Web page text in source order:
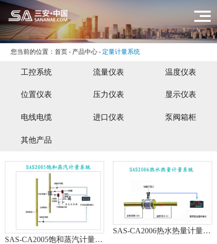
您当前的位置：首页- 产品中心 - 定量计量系统
工控系统 流量仪表 温度仪表
位置仪表 压力仪表 显示仪表
电线电缆 进口仪表 泵阀箱柜
其他产品
SAS-CA2005饱和蒸汽计量系统
SAS-CA2006热水热量计量系统